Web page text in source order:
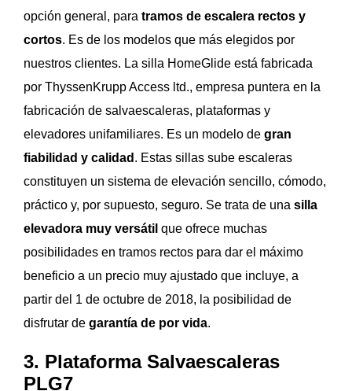
opción general, para tramos de escalera rectos y
cortos. Es de los modelos que más elegidos por
nuestros clientes. La silla HomeGlide está fabricada
por ThyssenKrupp Access ltd., empresa puntera en la
fabricación de salvaescaleras, plataformas y
elevadores unifamiliares. Es un modelo de gran
fiabilidad y calidad . Estas sillas sube escaleras
constituyen un sistema de elevación sencillo, cómodo,
práctico y, por supuesto, seguro. Se trata de una silla
elevadora muy versátil que ofrece muchas
posibilidades en tramos rectos para dar el máximo
beneficio a un precio muy ajustado que incluye, a
partir del 1 de octubre de 2018, la posibilidad de
disfrutar de garantía de por vida.
3. Plataforma Salvaescaleras
PLG7